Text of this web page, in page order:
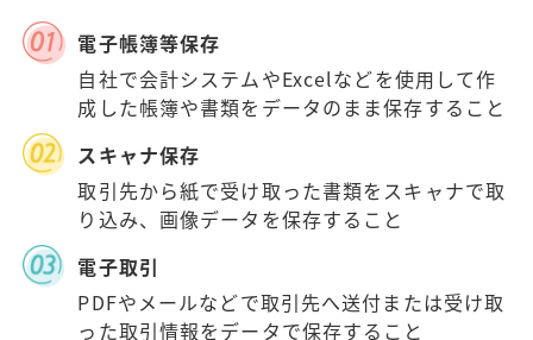
電子帳簿等保存
自社で会計システムやExcelなどを使用して作
成した帳簿や書類をデータのまま保存すること
スキャナ保存
取引先から紙で受け取った書類をスキャナで取
り込み、画像データを保存すること
電子取引
PDFやメールなどで取引先へ送付または受け取
った取引情報をデータで保存すること